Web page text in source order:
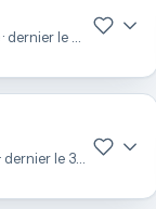
32 épisodes en réécoute · dernier le 31 mars